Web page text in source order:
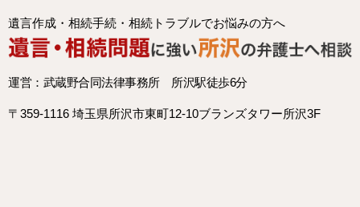
遺言作成・相続手続・相続トラブルでお悩みの方へ
運営：武蔵野合同法律事務所 所沢駅徒歩6分
〒359-1116 埼玉県所沢市東町12-10ブランズタワー所沢3F